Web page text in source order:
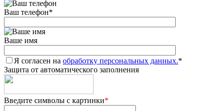
Ваш телефон*
Ваше имя
Я согласен на обработку персональных данных.*
Защита от автоматического заполнения
Введите символы с картинки*
Оплачивайте сегодня только
25% картой любого банка
Получайте товар
выбранный способом
Оставшиеся75% будут